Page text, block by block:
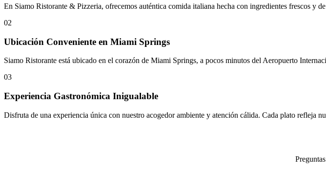
En Siamo Ristorante & Pizzeria, ofrecemos auténtica comida italiana hecha con ingredientes frescos y
02
Ubicación Conveniente en Miami Springs
Siamo Ristorante está ubicado en el corazón de Miami Springs, a pocos minutos del Aeropuerto
03
Experiencia Gastronómica Inigualable
Disfruta de una experiencia única con nuestro acogedor ambiente y atención cálida. Cada plato refleja